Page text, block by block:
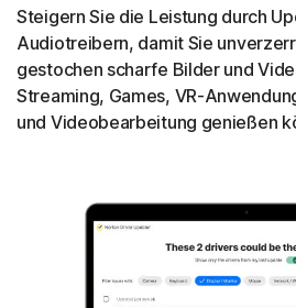
Steigern Sie die Leistung durch
Audiotreibern, damit Sie
gestochen scharfe Bilder und
Streaming, Games, VR-
und Videobearbeitung genießen